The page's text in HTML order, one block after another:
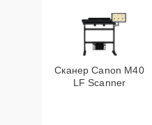
Сканер Canon M40
LF Scanner